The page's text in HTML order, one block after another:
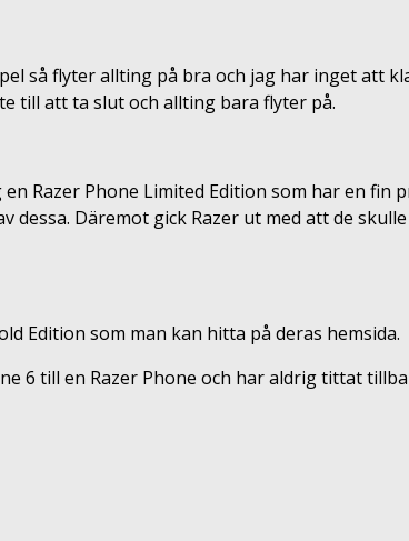
så flyter allting på bra och jag har inget att
till att ta slut och allting bara flyter på.
en Razer Phone Limited Edition som har en
dessa. Däremot gick Razer ut med att de
Edition som man kan hitta på deras hemsida.
6 till en Razer Phone och har aldrig tittat